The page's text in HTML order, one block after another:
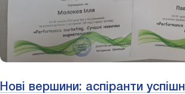
Нові вершини: аспіранти